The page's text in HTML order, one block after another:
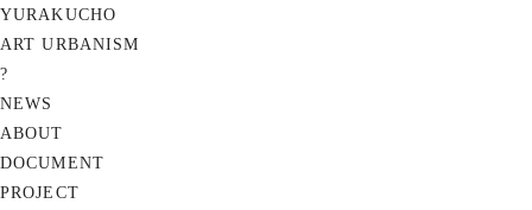
YURAKUCHO
ART URBANISM
?
NEWS
ABOUT
DOCUMENT
PROJECT